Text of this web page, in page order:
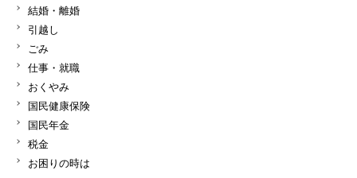
結婚・離婚
引越し
ごみ
仕事・就職
おくやみ
国民健康保険
国民年金
税金
お困りの時は